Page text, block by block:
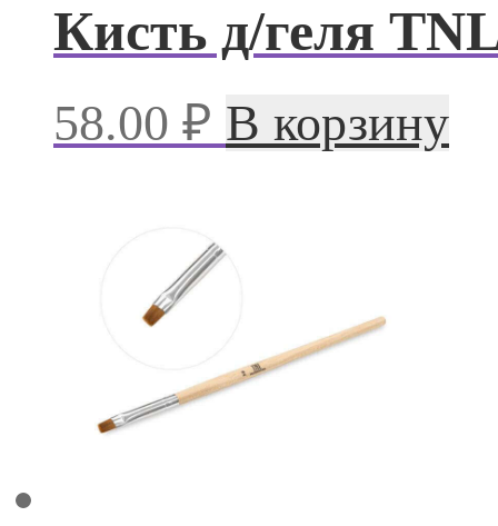
Кисть д/геля
58.00 ₽ В корзину